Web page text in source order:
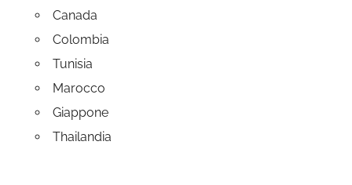
Canada
Colombia
Tunisia
Marocco
Giappone
Thailandia